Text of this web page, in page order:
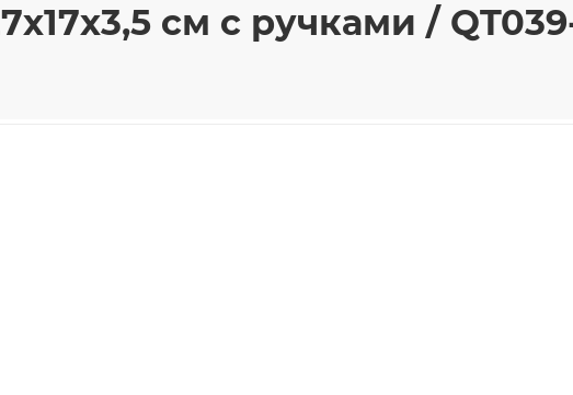
см с ручками /